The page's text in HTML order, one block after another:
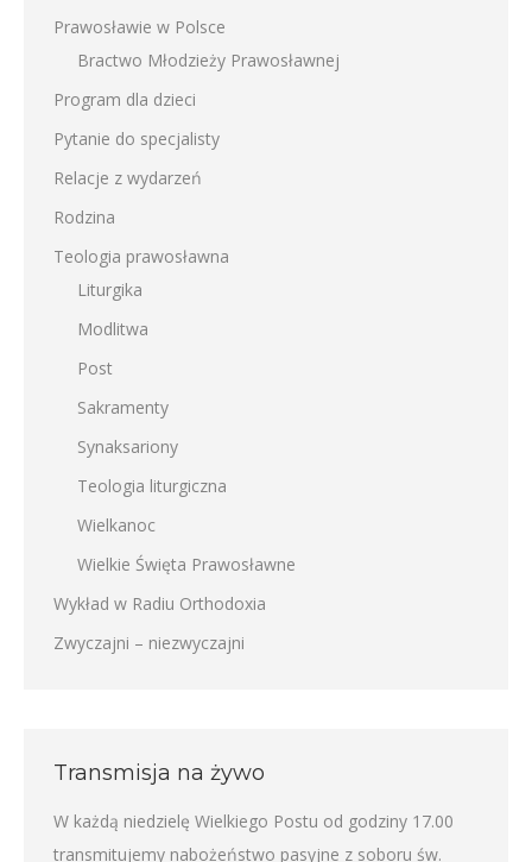
Prawosławie w Polsce
Bractwo Młodzieży Prawosławnej
Program dla dzieci
Pytanie do specjalisty
Relacje z wydarzeń
Rodzina
Teologia prawosławna
Liturgika
Modlitwa
Post
Sakramenty
Synaksariony
Teologia liturgiczna
Wielkanoc
Wielkie Święta Prawosławne
Wykład w Radiu Orthodoxia
Zwyczajni – niezwyczajni
Transmisja na żywo
W każdą niedzielę Wielkiego Postu od godziny 17.00
transmitujemy nabożeństwo pasyjne z soboru św.